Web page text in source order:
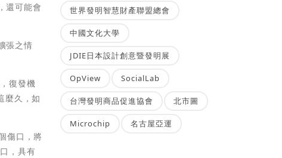
還可能會
張之情
復發機
麼久，如
傷口，將
，具有
世界發明智慧財產聯盟總會
中國文化大學
JDIE日本設計創意暨發明展
OpView SocialLab
台灣發明商品促進協會 北市圖
Microchip 名古屋亞運